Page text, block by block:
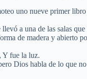
uno nueve primer libro
a una de las salas
de madera y abierto
Y fue la luz.
Dios habla de lo que no